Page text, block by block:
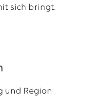
sich bringt.
und Region